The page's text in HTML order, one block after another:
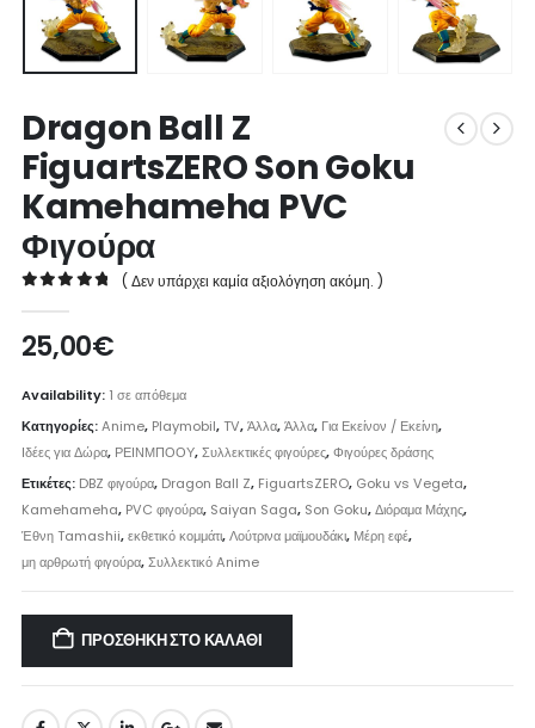
Dragon Ball Z
FiguartsZERO Son Goku
Kamehameha PVC
Φιγούρα
( Δεν υπάρχει καμία αξιολόγηση ακόμη. )
25,00€
Availability: 1 σε απόθεμα
Κατηγορίες:Anime, Playmobil,TV,Άλλα,Άλλα, Για Εκείνον / Εκείνη,
Ιδέες για Δώρα, ΡΕΙΝΜΠΟΟΥ,Συλλεκτικές φιγούρες,Φιγούρες δράσης
Ετικέτες: DBZ φιγούρα, Dragon Ball Z, FiguartsZERO, Goku vs Vegeta,
Kamehameha, PVC φιγούρα, Saiyan Saga, Son Goku,Διόραμα Μάχης,
Έθνη Tamashii,εκθετικό κομμάτι,Λούτρινα μαϊμουδάκι, Μέρη εφέ,
μη αρθρωτή φιγούρα,Συλλεκτικό Anime
ΠΡΟΣΘΉΚΗ ΣΤΟ ΚΑΛΆΘΙ